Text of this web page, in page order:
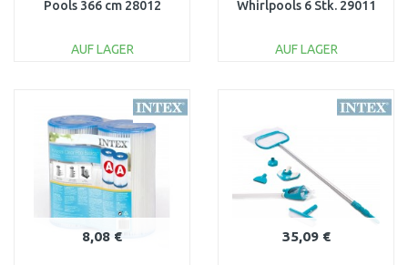
Pools 366 cm 28012
AUF LAGER
Vergleichen
Whirlpools 6 Stk. 29011
AUF LAGER
8,08 € 35,09 €